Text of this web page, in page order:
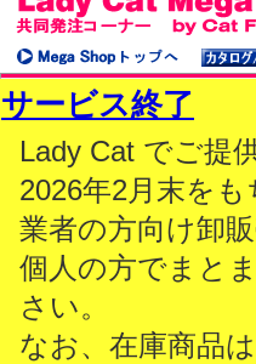
サービス終了
Lady Cat でご提
2026年2月末を
業者の方向け卸
個人の方でまと
さい。
なお、在庫商品